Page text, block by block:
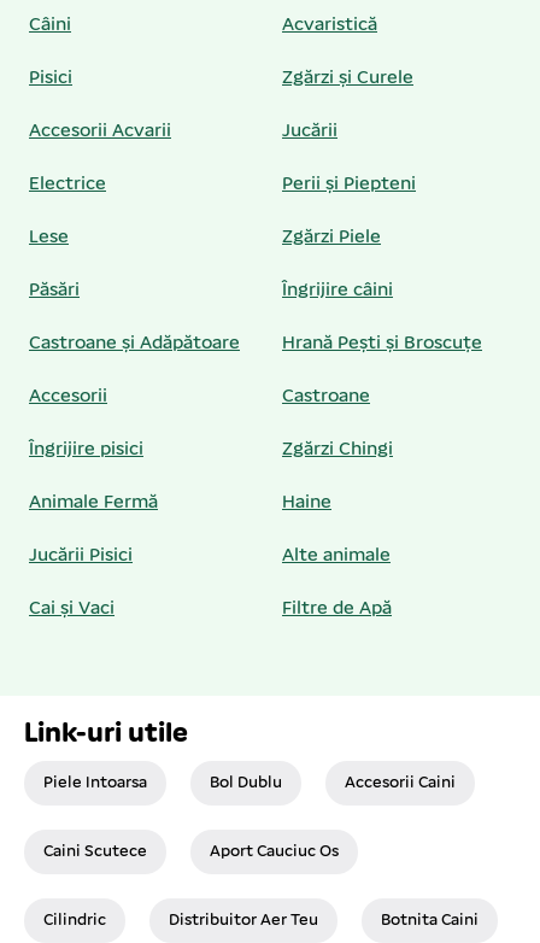
Câini Acvaristică
Pisici Zgărzi și Curele
Accesorii Acvarii Jucării
Electrice Perii și Piepteni
Lese Zgărzi Piele
Păsări Îngrijire câini
Castroane și Adăpătoare Hrană Pești și Broscuțe
Accesorii Castroane
Îngrijire pisici Zgărzi Chingi
Animale Fermă Haine
Jucării Pisici Alte animale
Cai și Vaci Filtre de Apă
Link-uri utile
Piele Intoarsa Bol Dublu Accesorii Caini
Caini Scutece Aport Cauciuc Os
Cilindric Distribuitor Aer Teu Botnita Caini